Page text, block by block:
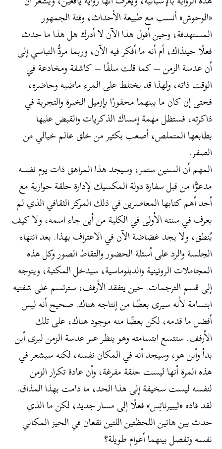
«الوحوش» أنسب مع طبيعة الأحداث، وفئة الجمهور
المستهدفة، وحين أقول هذا الآن لا أدرك هل هذا ما حدث
فعلًا حينذاك، أم أنه ما أفكر فيه الآن، وربما مردُّ التباسي إلى
أن عدسة الزمن – كما قلت سلفًا – كاشفة ومخادعة في
الوقت ذاته، ولهذا قد يختلط على المرء ماضيه وحاضره،
فحتى إن كان ما بينهما محفورًا بإزميل الخبرة والتجربة في
ذاكرته، فستظل مهمة إمساك الذكريات والقبض عليها
بطابعها المتملص، أصعب بكثير من خلق عالم خيالي من
الصفر.
المهم أن السنين ستمر، وسيجد هذا المراهق ذات يوم نفسه
مدعوًّا من قبل سفارة دولة المكسيك لإدارة حلقة حوارية مع
أحد أهم كتابها المعاصرين في ذلك المركز الثقافي الذي لم
يعرف في سنته الأولى في الكلية من أين جاء اسمه، ولا كيف
يُنطق، ولا يجد غضاضة الآن في الاعتراف بهذا. بعد انتهاء
الجلسة والرد على أسئلة الحضور والتقاط الصور وكل هذه
المجاملات الروتينية والدبلوماسية، سيدخل المكتبة، ويتوجه
إلى قسم الترجمات. حين يتفقد الأرفف، سترتسم على شفتيه
ابتسامة لأنه سيرى بعضًا من إنتاجه هناك. صحيح أنه ليس
أفضل ما قدمه، لكن بعضًا منه موجود هناك، على تلك
الأرفف. ستتسع ابتسامته وهو ينظر عبر عدسة الزمن ليرى أين
بدأ وأين هو، وسيجد أنه في المكان نفسه، لكنه سيشعر في
هذه المرة أنها ليست حلقة مفرغة، وأن عادة تكرار الزمن
لنفسه ليست سخيفة إلى هذا الحد، ما دامت بهذا المذاق.
لقد قاده «ثيبيرناتِس» فعلًا إلى مسار جديد، لكن ما الذي
حدث بين هاتين اللحظتين اللتين تقعان في الحيز المكاني
نفسه وتفصل بينهما أعوام طويلة؟